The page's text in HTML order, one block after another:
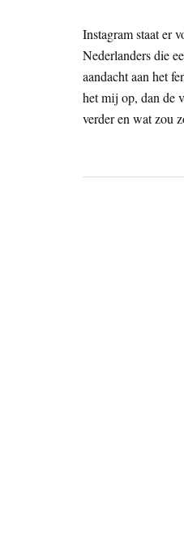
Instagram staat er
Nederlanders die
aandacht aan het
het mij op, dan de
verder en wat zou